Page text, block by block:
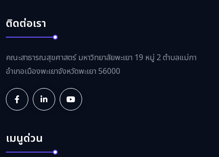
ติดต่อเรา
คณะสาธารณสุขศาสตร์ มหาวิทยาลัยพะเยา 19 หมู่ 2 ตำบลแม่กา
อำเภอเมืองพะเยาจังหวัดพะเยา 56000
เมนูด่วน